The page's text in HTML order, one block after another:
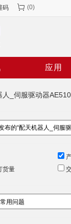
码 (0)
应用
人_伺服驱动器
货量